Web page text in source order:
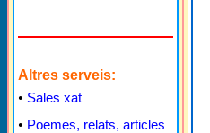
Altres serveis:
• Sales xat
• Poemes, relats, articles